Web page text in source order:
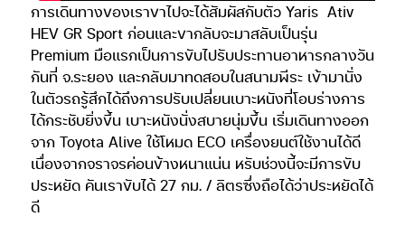
การเดินทางของเราขาไปจะได้สัมผัสกับตัว Yaris Ativ
HEV GR Sport ก่อนและขากลับจะมาสลับเป็นรุ่น
Premium มือแรกเป็นการขับไปรับประทานอาหารกลางวัน
กันที่ จ.ระยอง และกลับมาทดสอบในสนามพีระ เข้ามานั่ง
ในตัวรถรู้สึกได้ถึงการปรับเปลี่ยนเบาะหนังที่โอบร่างการ
ได้กระชับยิ่งขึ้น เบาะหนังนั่งสบายนุ่มขึ้น เริ่มเดินทางออก
จาก Toyota Alive ใช้โหมด ECO เครื่องยนต์ใช้งานได้ดี
เนื่องจากจราจรค่อนข้างหนาแน่น หรับช่วงนี้จะมีการขับ
ประหยัด คันเราขับได้ 27 กม. / ลิตรซึ่งถือได้ว่าประหยัดได้
ดี